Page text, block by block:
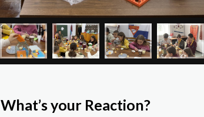
What’s your Reaction?